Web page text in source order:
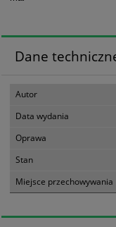
Dane
Autor
Data wydania
Oprawa
Stan
Miejsce przechowywania